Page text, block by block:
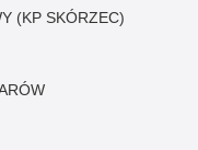
(KP SKÓRZEC)